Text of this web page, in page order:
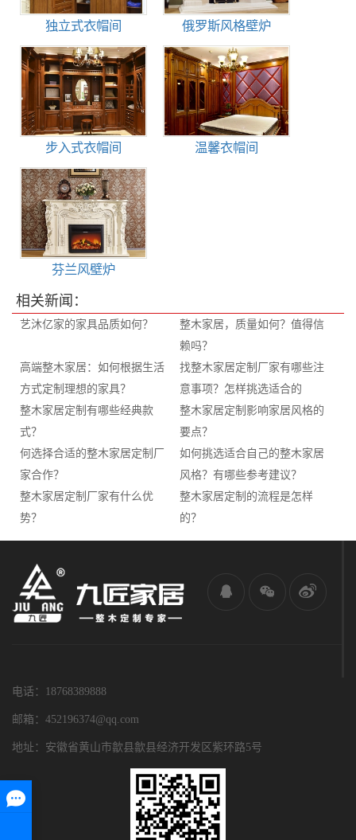
独立式衣帽间 俄罗斯风格壁炉
步入式衣帽间 温馨衣帽间
芬兰风壁炉
相关新闻：
艺沐亿家的家具品质如何？
整木家居，质量如何？值得信
赖吗？
高端整木家居：如何根据生活
方式定制理想的家具？
找整木家居定制厂家有哪些注
意事项？怎样挑选适合的
整木家居定制有哪些经典款
式？
整木家居定制影响家居风格的
要点？
何选择合适的整木家居定制厂
家合作？
如何挑选适合自己的整木家居
风格？有哪些参考建议？
整木家居定制厂家有什么优
势？
整木家居定制的流程是怎样
的？
电话：18768389888
邮箱：452196374@qq.com
地址：安徽省黄山市歙县歙县经济开发区紫环路5号